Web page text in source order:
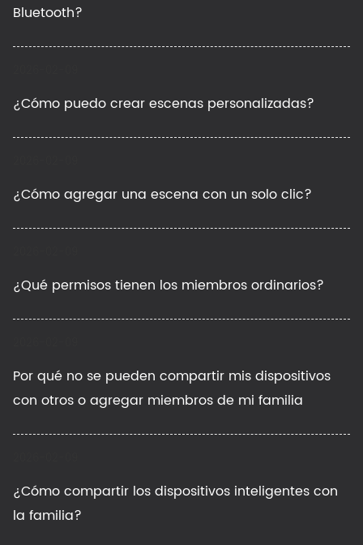
Bluetooth?
¿Cómo puedo crear escenas personalizadas?
¿Cómo agregar una escena con un solo clic?
¿Qué permisos tienen los miembros ordinarios?
Por qué no se pueden compartir mis dispositivos
con otros o agregar miembros de mi familia
¿Cómo compartir los dispositivos inteligentes con
la familia?